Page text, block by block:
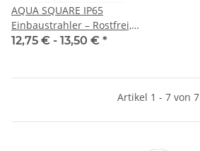
AQUA SQUARE IP65
Einbaustrahler – Rostfrei,
82×82 mm, GU10 & MR16
12,75 € - 13,50 € *
Artikel 1 - 7 von 7